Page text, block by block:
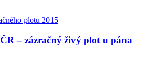
– zázračný živý plot u pána